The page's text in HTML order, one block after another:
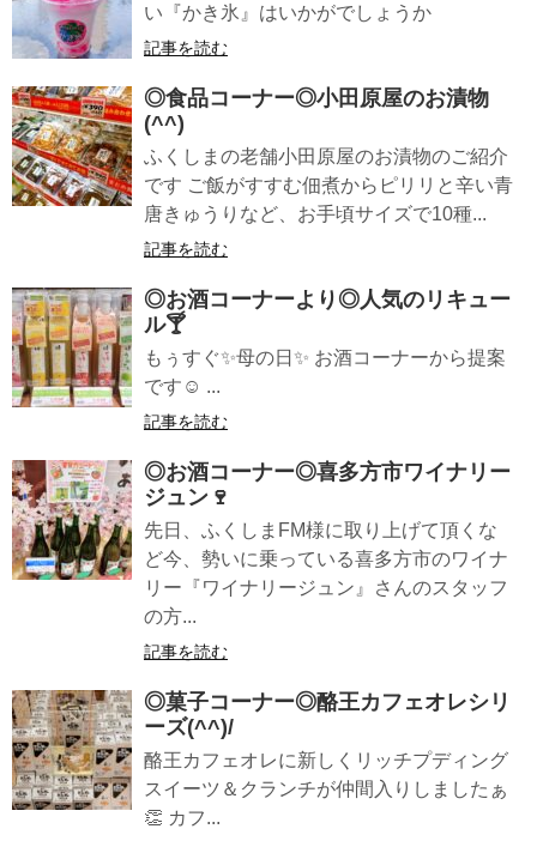
い『かき氷』はいかがでしょうか
記事を読む
◎食品コーナー◎小田原屋のお漬物
(^^)
ふくしまの老舗小田原屋のお漬物のご紹介
です ご飯がすすむ佃煮からピリリと辛い青
唐きゅうりなど、お手頃サイズで10種...
記事を読む
◎お酒コーナーより◎人気のリキュー
ル🍸
もぅすぐ✨母の日✨ お酒コーナーから提案
です☺️ ...
記事を読む
◎お酒コーナー◎喜多方市ワイナリー
ジュン🍷
先日、ふくしまFМ様に取り上げて頂くな
ど今、勢いに乗っている喜多方市のワイナ
リー『ワイナリージュン』さんのスタッフ
の方...
記事を読む
◎菓子コーナー◎酪王カフェオレシリ
ーズ(^^)/
酪王カフェオレに新しくリッチプディング
スイーツ＆クランチが仲間入りしましたぁ
👏 カフ...